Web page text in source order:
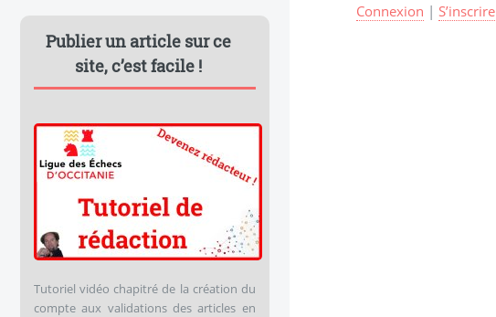
Connexion | S’inscrire
Publier un article sur ce
site, c’est facile !
Tutoriel vidéo chapitré de la création du
compte aux validations des articles en